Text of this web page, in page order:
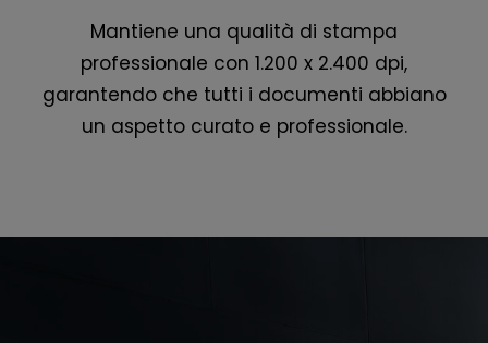
Mantiene una qualità di stampa
professionale con 1.200 x 2.400 dpi,
garantendo che tutti i documenti abbiano
un aspetto curato e professionale.